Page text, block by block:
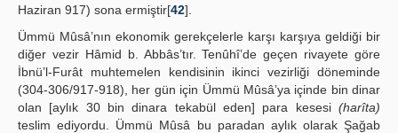
Haziran 917) sona ermiştir[42].
Ümmü Mûsâ’nın ekonomik gerekçelerle karşı karşıya geldiği bir
diğer vezir Hâmid b. Abbâs’tır. Tenûhî’de geçen rivayete göre
İbnü’l-Furât muhtemelen kendisinin ikinci vezirliği döneminde
(304-306/917-918), her gün için Ümmü Mûsâ’ya içinde bin dinar
olan [aylık 30 bin dinara tekabül eden] para kesesi (harîta)
teslim ediyordu. Ümmü Mûsâ bu paradan aylık olarak Şağab